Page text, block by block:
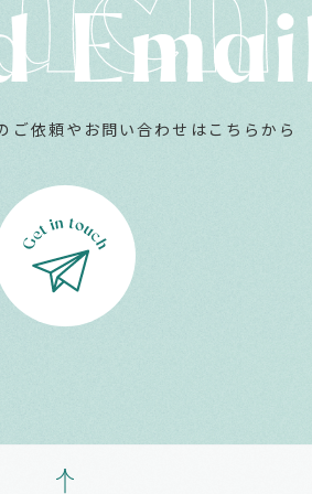
依頼やお問い合わせはこちらから